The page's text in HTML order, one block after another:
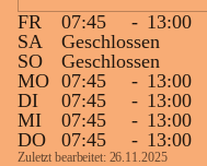
FR
07:45 - 13:00
SA
Geschlossen
SO
Geschlossen
MO 07:45 - 13:00
DI
07:45 - 13:00
MI
07:45 - 13:00
DO
07:45 - 13:00
Zuletzt bearbeitet: 26.11.2025